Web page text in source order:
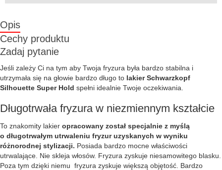
Opis
Cechy produktu
Zadaj pytanie
Jeśli zależy Ci na tym aby Twoja fryzura była bardzo stabilna i
utrzymała się na głowie bardzo długo to lakier Schwarzkopf
Silhouette Super Hold spełni idealnie Twoje oczekiwania.
Długotrwała fryzura w niezmiennym kształcie
To znakomity lakier opracowany został specjalnie z myślą
o długotrwałym utrwaleniu fryzur uzyskanych w wyniku
różnorodnej stylizacji. Posiada bardzo mocne właściwości
utrwalające. Nie skleja włosów. Fryzura zyskuje niesamowitego blasku.
Poza tym dzięki niemu fryzura zyskuje większą objętość. Bardzo